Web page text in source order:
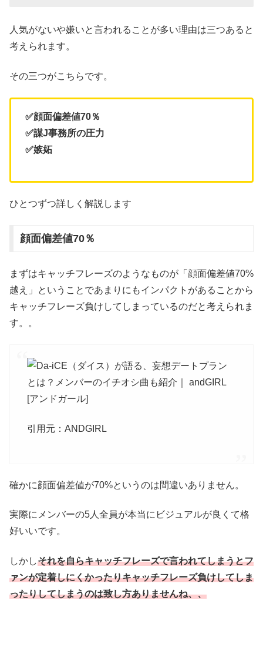
人気がないや嫌いと言われることが多い理由は三つあると
考えられます。
その三つがこちらです。
✅顔面偏差値70％
✅謀J事務所の圧力
✅嫉妬
ひとつずつ詳しく解説します
顔面偏差値70％
まずはキャッチフレーズのようなものが「顔面偏差値70%
越え」ということであまりにもインパクトがあることから
キャッチフレーズ負けしてしまっているのだと考えられま
す。。
引用元：ANDGIRL
確かに顔面偏差値が70%というのは間違いありません。
実際にメンバーの5人全員が本当にビジュアルが良くて格
好いいです。
しかしそれを自らキャッチフレーズで言われてしまうとフ
ァンが定着しにくかったりキャッチフレーズ負けしてしま
ったりしてしまうのは致し方ありませんね、、